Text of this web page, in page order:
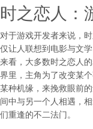
时之恋人：
对于游戏开发者来说，
仅让人联想到电影与文
来看，大多数时之恋人
界里，主角为了改变某
某种机缘，来挽救眼前
间中与另一个人相遇，
们重逢的不二法门。